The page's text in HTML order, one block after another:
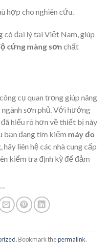
hợp cho nghiên cứu.
đại lý tại Việt Nam, giúp
cứng màng sơn chất
cụ quan trọng giúp nâng
sơn phủ. Với hướng
hiểu rõ hơn về thiết bị này
bạn đang tìm kiếm máy đo
liên hệ các nhà cung cấp
kiểm tra định kỳ để đảm
. Bookmark thepermalink.